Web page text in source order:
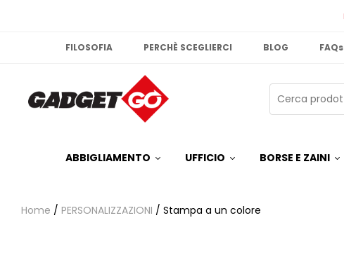
FILOSOFIA PERCHÈ SCEGLIERCI BLOG FAQs
ABBIGLIAMENTO UFFICIO BORSE E ZAINI
Home / PERSONALIZZAZIONI / Stampa a un colore